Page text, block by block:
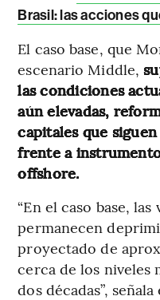
Brasil: las acciones
El caso base, que
escenario Middle,
las condiciones
aún elevadas,
capitales que
frente a
offshore.
“En el caso base,
permanecen
proyectado de
cerca de los niveles
dos décadas”,